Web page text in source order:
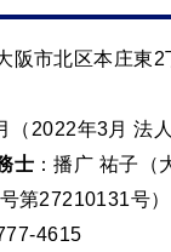
阪市北区本庄東
（2022年3月 法人
士 ：播广 祐子（
第27210131号）
4615